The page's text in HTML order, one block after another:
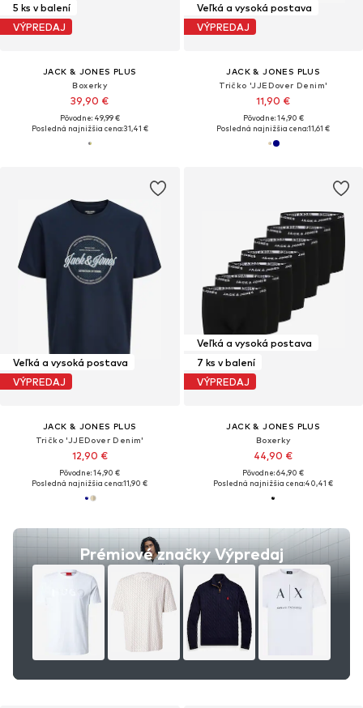
5 ks v balení
VÝPREDAJ
JACK & JONES PLUS
Boxerky
39,90 €
Pôvodne: 49,99 €
Posledná najnižšia cena:31,41 €
Veľká a vysoká postava
VÝPREDAJ
JACK & JONES PLUS
Tričko 'JJEDover Denim'
11,90 €
Pôvodne: 14,90 €
Posledná najnižšia cena:11,61 €
Veľká a vysoká postava
VÝPREDAJ
JACK & JONES PLUS
Tričko 'JJEDover Denim'
12,90 €
Pôvodne: 14,90 €
Posledná najnižšia cena:11,90 €
Prémiové značky Výpredaj
Veľká a vysoká postava
7 ks v balení
VÝPREDAJ
JACK & JONES PLUS
Boxerky
44,90 €
Pôvodne: 64,90 €
Posledná najnižšia cena:40,41 €